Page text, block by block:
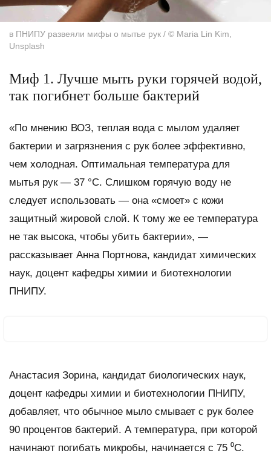
в ПНИПУ развеяли мифы о мытье рук / © Maria Lin Kim,
Unsplash
Миф 1. Лучше мыть руки горячей водой,
так погибнет больше бактерий
«По мнению ВОЗ, теплая вода с мылом удаляет
бактерии и загрязнения с рук более эффективно,
чем холодная. Оптимальная температура для
мытья рук — 37 °С. Слишком горячую воду не
следует использовать — она «смоет» с кожи
защитный жировой слой. К тому же ее температура
не так высока, чтобы убить бактерии», —
рассказывает Анна Портнова, кандидат химических
наук, доцент кафедры химии и биотехнологии
ПНИПУ.
Анастасия Зорина, кандидат биологических наук,
доцент кафедры химии и биотехнологии ПНИПУ,
добавляет, что обычное мыло смывает с рук более
90 процентов бактерий. А температура, при которой
начинают погибать микробы, начинается с 75 ⁰С.